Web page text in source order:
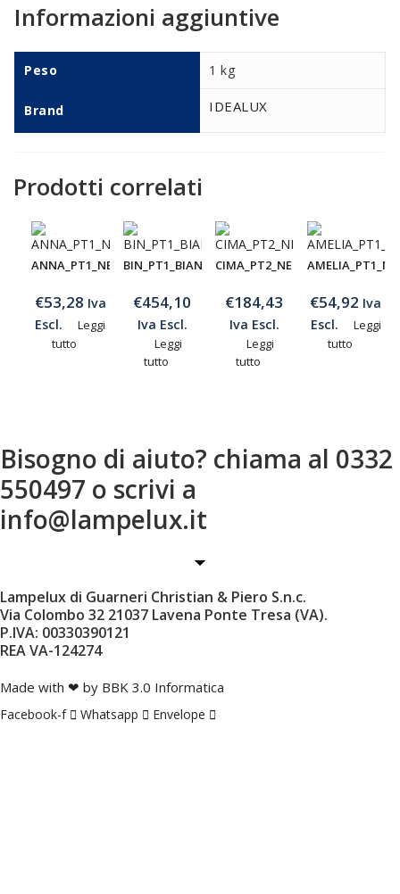
Informazioni aggiuntive
Peso 1 kg
Brand IDEALUX
Prodotti correlati
ANNA_PT1_NERO
€53,28 Iva
Escl.
Leggi
tutto
BIN_PT1_BIANCO
€454,10
Iva Escl.
Leggi
tutto
CIMA_PT2_NERO_ANTICO
€184,43
Iva Escl.
Leggi
tutto
€54,92 Iva
Escl.
Leggi
tutto
Bisogno di aiuto? chiama al 0332
550497 o scrivi a
info@lampelux.it
Lampelux di Guarneri Christian & Piero S.n.c.
Via Colombo 32 21037 Lavena Ponte Tresa (VA).
P.IVA: 00330390121
REA VA-124274
Made with ❤ by BBK 3.0 Informatica
Facebook-f Whatsapp Envelope